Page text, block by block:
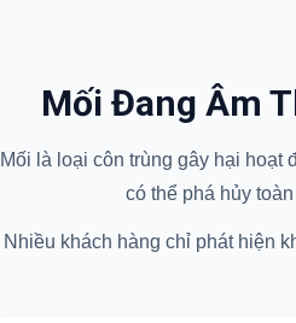
Mối Đang Âm
Mối là loại côn trùng gây hại
có thể phá hủy
Nhiều khách hàng chỉ phát hiện